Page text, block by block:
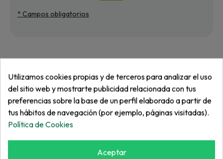
* Campos obligatorios
Más de "Varios"
Utilizamos cookies propias y de terceros para analizar el uso
del sitio web y mostrarte publicidad relacionada con tus
preferencias sobre la base de un perfil elaborado a partir de
tus hábitos de navegación (por ejemplo, páginas visitadas).
Política de Cookies
Aceptar